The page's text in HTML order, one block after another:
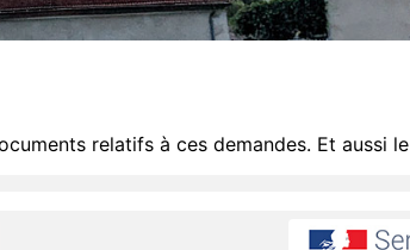
relatifs à ces demandes. Et aussi le